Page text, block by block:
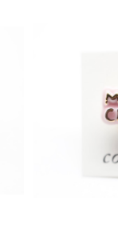
有田焼ブ